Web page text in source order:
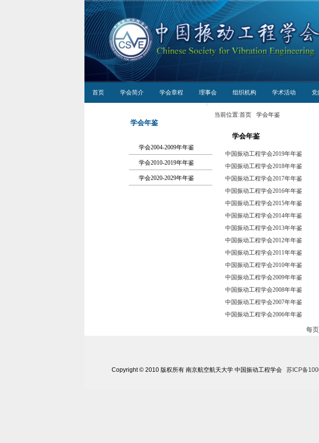
首页 学会简介 学会章程 理事会 组织机构 学术活动 党
学会年鉴
学会2004-2009年年鉴
学会2010-2019年年鉴
学会2020-2029年年鉴
当前位置:首页 学会年鉴
学会年鉴
中国振动工程学会2019年年鉴
中国振动工程学会2018年年鉴
中国振动工程学会2017年年鉴
中国振动工程学会2016年年鉴
中国振动工程学会2015年年鉴
中国振动工程学会2014年年鉴
中国振动工程学会2013年年鉴
中国振动工程学会2012年年鉴
中国振动工程学会2011年年鉴
中国振动工程学会2010年年鉴
中国振动工程学会2009年年鉴
中国振动工程学会2008年年鉴
中国振动工程学会2007年年鉴
中国振动工程学会2006年年鉴
每页
Copyright © 2010 版权所有 南京航空航天大学 中国振动工程学会 苏ICP备